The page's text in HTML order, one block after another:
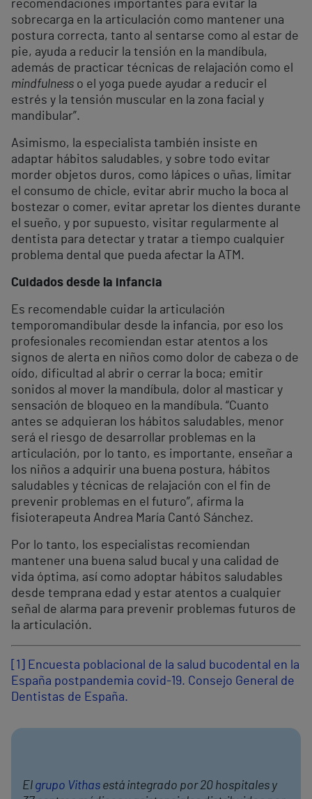
recomendaciones importantes para evitar la
sobrecarga en la articulación como mantener una
postura correcta, tanto al sentarse como al estar de
pie, ayuda a reducir la tensión en la mandíbula,
además de practicar técnicas de relajación como el
mindfulness o el yoga puede ayudar a reducir el
estrés y la tensión muscular en la zona facial y
mandibular”.
Asimismo, la especialista también insiste en
adaptar hábitos saludables, y sobre todo evitar
morder objetos duros, como lápices o uñas, limitar
el consumo de chicle, evitar abrir mucho la boca al
bostezar o comer, evitar apretar los dientes durante
el sueño, y por supuesto, visitar regularmente al
dentista para detectar y tratar a tiempo cualquier
problema dental que pueda afectar la ATM.
Cuidados desde la infancia
Es recomendable cuidar la articulación
temporomandibular desde la infancia, por eso los
profesionales recomiendan estar atentos a los
signos de alerta en niños como dolor de cabeza o de
oído, dificultad al abrir o cerrar la boca; emitir
sonidos al mover la mandíbula, dolor al masticar y
sensación de bloqueo en la mandíbula. “Cuanto
antes se adquieran los hábitos saludables, menor
será el riesgo de desarrollar problemas en la
articulación, por lo tanto, es importante, enseñar a
los niños a adquirir una buena postura, hábitos
saludables y técnicas de relajación con el fin de
prevenir problemas en el futuro”, afirma la
fisioterapeuta Andrea María Cantó Sánchez.
Por lo tanto, los especialistas recomiendan
mantener una buena salud bucal y una calidad de
vida óptima, así como adoptar hábitos saludables
desde temprana edad y estar atentos a cualquier
señal de alarma para prevenir problemas futuros de
la articulación.
[1] Encuesta poblacional de la salud bucodental en la
España postpandemia covid-19. Consejo General de
Dentistas de España.
El grupo Vithas está integrado por 20 hospitales y